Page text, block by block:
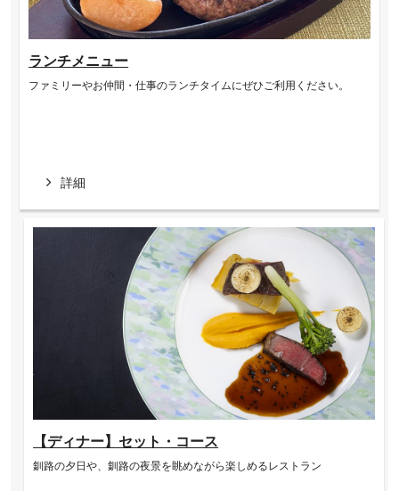
ランチメニュー
ファミリーやお仲間・仕事のランチタイムにぜひご利用ください。
詳細
【ディナー】セット・コース
釧路の夕日や、釧路の夜景を眺めながら楽しめるレストラン